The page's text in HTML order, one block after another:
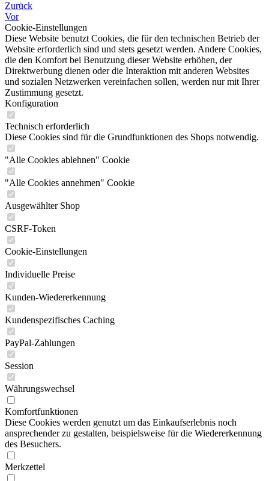
Zurück
Vor
Cookie-Einstellungen
Diese Website benutzt Cookies, die für den technischen Betrieb der
Website erforderlich sind und stets gesetzt werden. Andere Cookies,
die den Komfort bei Benutzung dieser Website erhöhen, der
Direktwerbung dienen oder die Interaktion mit anderen Websites
und sozialen Netzwerken vereinfachen sollen, werden nur mit Ihrer
Zustimmung gesetzt.
Konfiguration
Technisch erforderlich
Diese Cookies sind für die Grundfunktionen des Shops notwendig.
"Alle Cookies ablehnen" Cookie
"Alle Cookies annehmen" Cookie
Ausgewählter Shop
CSRF-Token
Cookie-Einstellungen
Individuelle Preise
Kunden-Wiedererkennung
Kundenspezifisches Caching
PayPal-Zahlungen
Session
Währungswechsel
Komfortfunktionen
Diese Cookies werden genutzt um das Einkaufserlebnis noch
ansprechender zu gestalten, beispielsweise für die Wiedererkennung
des Besuchers.
Merkzettel